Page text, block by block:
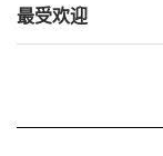
最受欢迎